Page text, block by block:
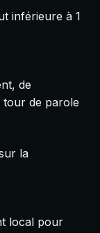
inférieure à 1
de
tour de parole
la
local pour